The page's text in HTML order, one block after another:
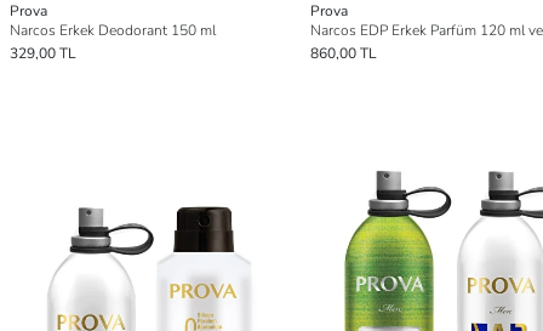
Prova
Narcos Erkek Deodorant 150 ml
329,00 TL
Prova
860,00 TL